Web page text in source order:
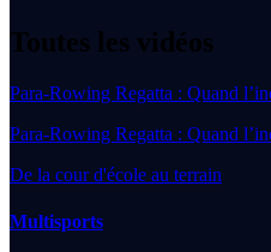
Toutes les vidéos
Para-Rowing Regatta : Quand
Para-Rowing Regatta : Quand
De la cour d'école au terrain
Multisports